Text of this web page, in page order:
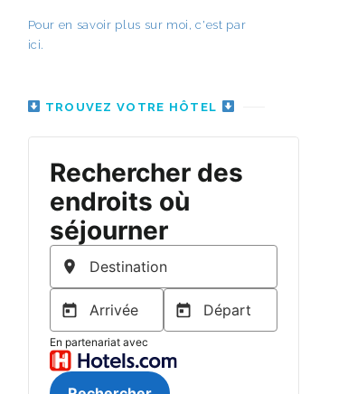
Pour en savoir plus sur moi, c'est par
ici.
TROUVEZ VOTRE HÔTEL